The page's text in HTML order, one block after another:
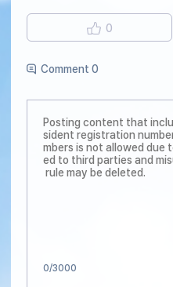
0
Comment 0
0/3000